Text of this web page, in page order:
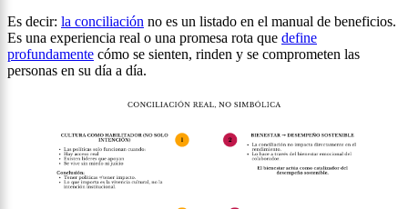
Es decir: la conciliación no es un listado en el manual de beneficios.
Es una experiencia real o una promesa rota que define
profundamente cómo se sienten, rinden y se comprometen las
personas en su día a día.